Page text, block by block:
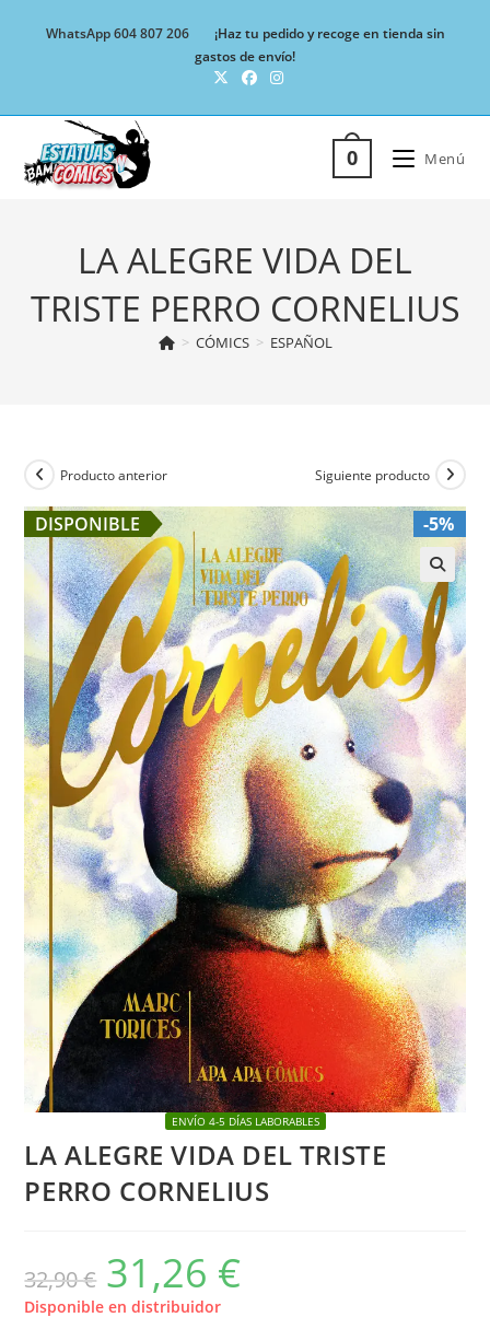
WhatsApp 604 807 206
¡Haz tu pedido y recoge en tienda sin
gastos de envío!
0 Menú
LA ALEGRE VIDA DEL
TRISTE PERRO CORNELIUS
> CÓMICS > ESPAÑOL
Producto anterior Siguiente producto
🔍
DISPONIBLE -5%
ENVÍO 4-5 DÍAS LABORABLES
LA ALEGRE VIDA DEL TRISTE
PERRO CORNELIUS
32,90€
El
precio
original
era:
31,26 €
Disponible en distribuidor